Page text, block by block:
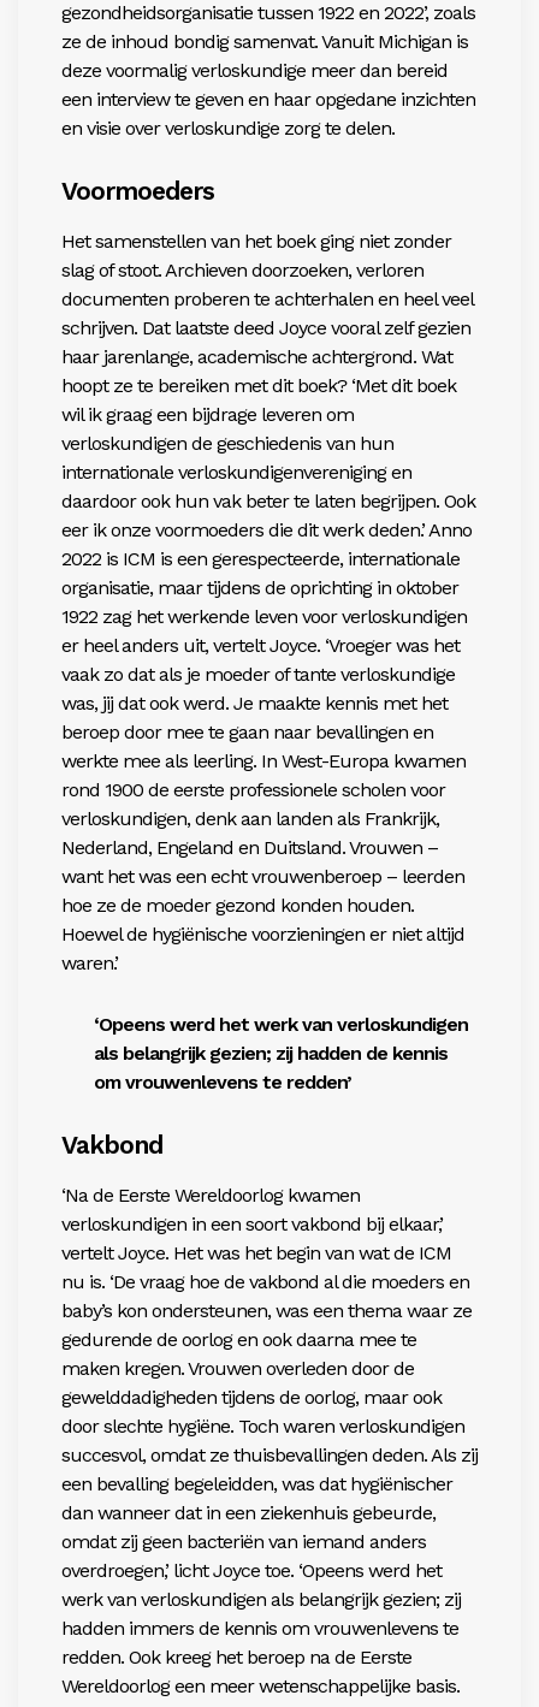
gezondheidsorganisatie tussen 1922 en 2022’, zoals
ze de inhoud bondig samenvat. Vanuit Michigan is
deze voormalig verloskundige meer dan bereid
een interview te geven en haar opgedane inzichten
en visie over verloskundige zorg te delen.
Voormoeders
Het samenstellen van het boek ging niet zonder
slag of stoot. Archieven doorzoeken, verloren
documenten proberen te achterhalen en heel veel
schrijven. Dat laatste deed Joyce vooral zelf gezien
haar jarenlange, academische achtergrond. Wat
hoopt ze te bereiken met dit boek? ‘Met dit boek
wil ik graag een bijdrage leveren om
verloskundigen de geschiedenis van hun
internationale verloskundigenvereniging en
daardoor ook hun vak beter te laten begrijpen. Ook
eer ik onze voormoeders die dit werk deden.’ Anno
2022 is ICM is een gerespecteerde, internationale
organisatie, maar tijdens de oprichting in oktober
1922 zag het werkende leven voor verloskundigen
er heel anders uit, vertelt Joyce. ‘Vroeger was het
vaak zo dat als je moeder of tante verloskundige
was, jij dat ook werd. Je maakte kennis met het
beroep door mee te gaan naar bevallingen en
werkte mee als leerling. In West-Europa kwamen
rond 1900 de eerste professionele scholen voor
verloskundigen, denk aan landen als Frankrijk,
Nederland, Engeland en Duitsland. Vrouwen –
want het was een echt vrouwenberoep – leerden
hoe ze de moeder gezond konden houden.
Hoewel de hygiënische voorzieningen er niet altijd
waren.’
‘Opeens werd het werk van verloskundigen
als belangrijk gezien; zij hadden de kennis
om vrouwenlevens te redden’
Vakbond
‘Na de Eerste Wereldoorlog kwamen
verloskundigen in een soort vakbond bij elkaar,’
vertelt Joyce. Het was het begin van wat de ICM
nu is. ‘De vraag hoe de vakbond al die moeders en
baby’s kon ondersteunen, was een thema waar ze
gedurende de oorlog en ook daarna mee te
maken kregen. Vrouwen overleden door de
gewelddadigheden tijdens de oorlog, maar ook
door slechte hygiëne. Toch waren verloskundigen
succesvol, omdat ze thuisbevallingen deden. Als zij
een bevalling begeleidden, was dat hygiënischer
dan wanneer dat in een ziekenhuis gebeurde,
omdat zij geen bacteriën van iemand anders
overdroegen,’ licht Joyce toe. ‘Opeens werd het
werk van verloskundigen als belangrijk gezien; zij
hadden immers de kennis om vrouwenlevens te
redden. Ook kreeg het beroep na de Eerste
Wereldoorlog een meer wetenschappelijke basis.